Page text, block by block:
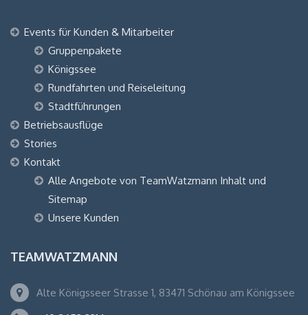
Events für Kunden & Mitarbeiter
Gruppenpakete
Königssee
Rundfahrten und Reiseleitung
Stadtführungen
Betriebsausflüge
Stories
Kontakt
Alle Angebote von TeamWatzmann Inhalt und
Sitemap
Unsere Kunden
TEAMWATZMANN
Alte Königsseer Strasse 1, 83471 Schönau am Königssee